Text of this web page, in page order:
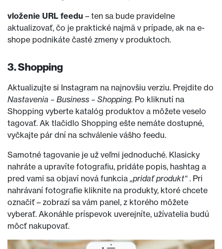
vloženie URL feedu – ten sa bude pravidelne
aktualizovať, čo je praktické najmä v prípade, ak na e-
shope podnikáte časté zmeny v produktoch.
3. Shopping
Aktualizujte si Instagram na najnovšiu verziu. Prejdite do
Nastavenia – Business – Shopping. Po kliknutí na
Shopping vyberte katalóg produktov a môžete veselo
tagovať. Ak tlačidlo Shopping ešte nemáte dostupné,
vyčkajte pár dní na schválenie vášho feedu.
Samotné tagovanie je už veľmi jednoduché. Klasicky
nahráte a upravíte fotografiu, pridáte popis, hashtag a
pred vami sa objaví nová funkcia „pridať produkt“. Pri
nahrávaní fotografie kliknite na produkty, ktoré chcete
označiť – zobrazí sa vám panel, z ktorého môžete
vyberať. Akonáhle príspevok uverejníte, užívatelia budú
môcť nakupovať.